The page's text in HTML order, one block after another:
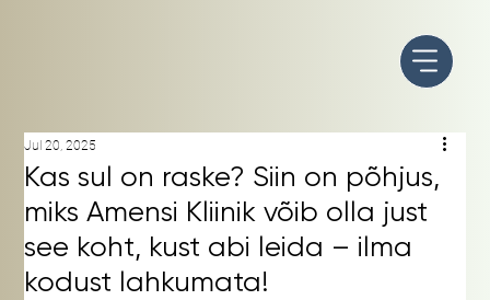
Kas sul on raske? Siin on põhjus,
miks Amensi Kliinik võib olla just
see koht, kust abi leida – ilma
kodust lahkumata!
Jul 20, 2025